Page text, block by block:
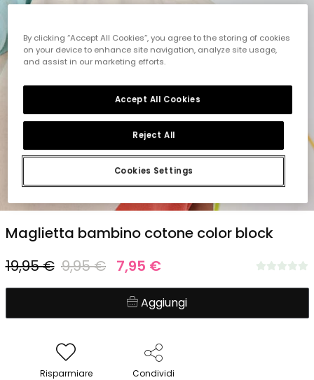
Maglietta bambino cotone color block
19,95 € 9,95 € 7,95 €
Aggiungi
Risparmiare Condividi
By clicking “Accept All Cookies”, you agree to the storing of cookies
on your device to enhance site navigation, analyze site usage,
and assist in our marketing efforts.
Cookies Settings
Reject All
Accept All Cookies